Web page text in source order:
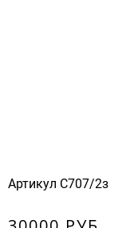
Артикул С707/2з